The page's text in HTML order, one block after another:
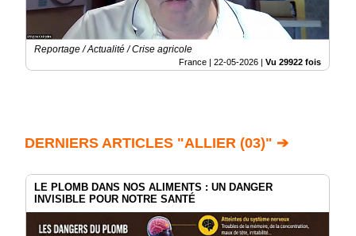
Reportage / Actualité / Crise agricole
France | 22-05-2026 | Vu 29922 fois
DERNIERS ARTICLES "ALLIER (03)" ➔
LE PLOMB DANS NOS ALIMENTS : UN DANGER
INVISIBLE POUR NOTRE SANTÉ